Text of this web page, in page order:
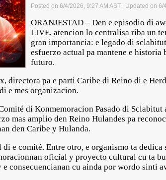
Posted on 6/4/2026, 9:27 AM AST | Updated on 6/
ORANJESTAD – Den e episodio di
LIVE, atencion lo centralisa riba un
gran importancia: e legado di
esfuerzo actual pa mantene e historia
futuro.
directora pa e parti Caribe di Reino di e
e mes organizacion.
di Konmemoracion Pasado di Sclabitut
mas amplio den Reino Hulandes pa
den Caribe y Hulanda.
e comité. Entre otro, e organismo ta dedica
oficial y proyecto cultural cu ta
consecuencianan cu ainda por wordo sinti